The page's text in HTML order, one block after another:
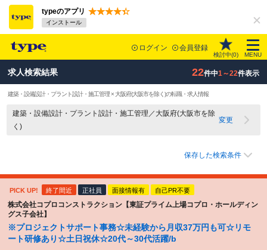
typeのアプリ
インストール
ログイン 会員登録
検討中(0) MENU
求人検索結果 22件中1～22件表示
建築・設備設計・プラント設計・施工管理 × 大阪府(大阪市を除く)の転職・求人情報
建築・設備設計・プラント設計・施工管理／大阪府(大阪市を除
く)
変更
保存した検索条件
PICK UP! 終了間近 正社員 面接情報有 自己PR不要
株式会社コプロコンストラクション【東証プライム上場コプロ・ホールディン
グス子会社】
※プロジェクトサポート事務☆未経験から月収37万円も可☆リモ
ート研修あり☆土日祝休☆20代～30代活躍/b